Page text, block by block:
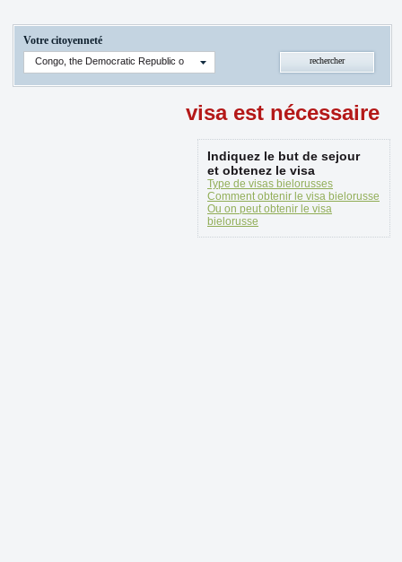
Votre citoyenneté
Congo, the Democratic Republic of the
visa est nécessaire
Indiquez le but de sejour
et obtenez le visa
Type de visas bielorusses
Comment obtenir le visa bielorusse
Ou on peut obtenir le visa
bielorusse